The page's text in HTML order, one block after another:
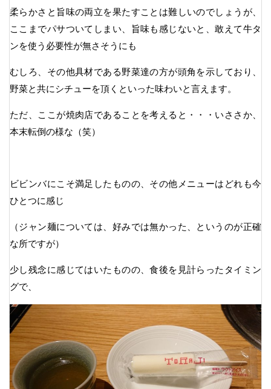
柔らかさと旨味の両立を果たすことは難しいのでしょうが、
ここまでパサついてしまい、旨味も感じないと、敢えて牛タ
ンを使う必要性が無さそうにも
むしろ、その他具材である野菜達の方が頭角を示しており、
野菜と共にシチューを頂くといった味わいと言えます。
ただ、ここが焼肉店であることを考えると・・・いささか、
本末転倒の様な（笑）
ビビンバにこそ満足したものの、その他メニューはどれも今
ひとつに感じ
（ジャン麺については、好みでは無かった、というのが正確
な所ですが）
少し残念に感じてはいたものの、食後を見計らったタイミン
グで、